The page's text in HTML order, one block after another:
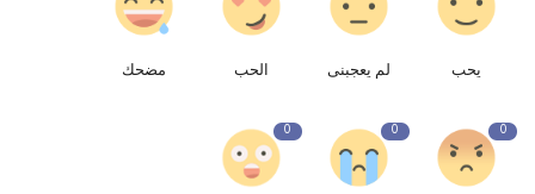
يحب لم يعجبنى الحب مضحك
0
0
0